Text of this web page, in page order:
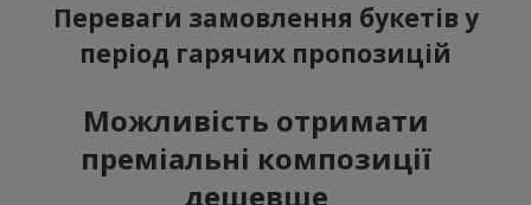
Переваги замовлення букетів у
період гарячих пропозицій
Можливість отримати
преміальні композиції
дешевше